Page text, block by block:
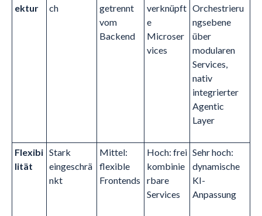
ektur
ch
getrennt
vom
Backend
verknüpft
e
Microser
vices
Orchestrieru
ngsebene
über
modularen
Services,
nativ
integrierter
Agentic
Layer
Flexibi
lität
Stark
eingeschrä
nkt
Mittel:
flexible
Frontends
Hoch: frei
kombinie
rbare
Services
Sehr hoch:
dynamische
KI-
Anpassung